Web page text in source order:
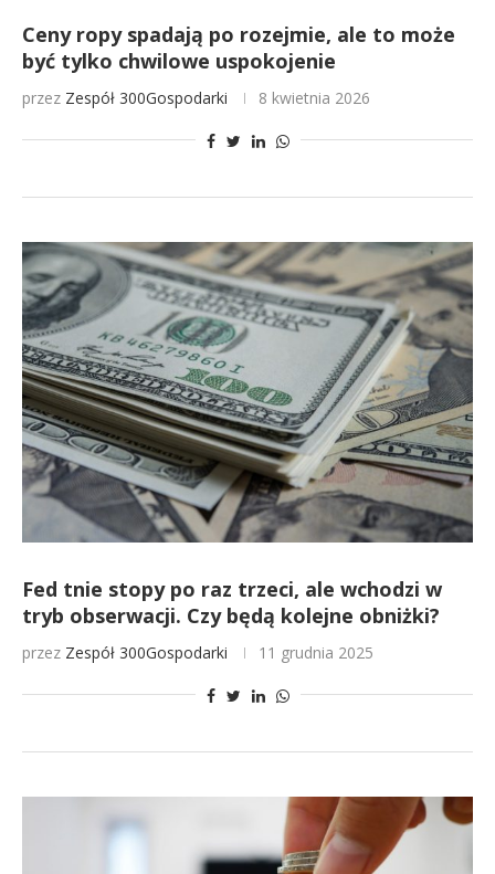
Ceny ropy spadają po rozejmie, ale to może
być tylko chwilowe uspokojenie
przez Zespół 300Gospodarki 8 kwietnia 2026
Fed tnie stopy po raz trzeci, ale wchodzi w
tryb obserwacji. Czy będą kolejne obniżki?
przez Zespół 300Gospodarki 11 grudnia 2025